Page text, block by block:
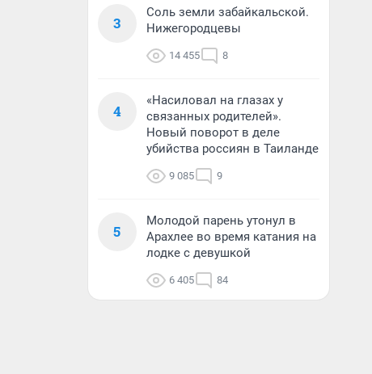
3
Соль земли забайкальской.
Нижегородцевы
14 455 8
4
«Насиловал на глазах у
связанных родителей».
Новый поворот в деле
убийства россиян в Таиланде
9 085 9
5
Молодой парень утонул в
Арахлее во время катания на
лодке с девушкой
6 405 84